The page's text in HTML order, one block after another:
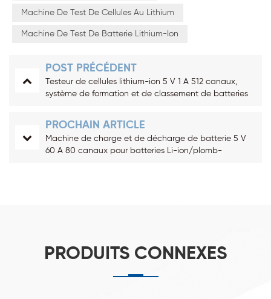
Machine De Test De Cellules Au Lithium
Machine De Test De Batterie Lithium-Ion
POST PRÉCÉDENT
Testeur de cellules lithium-ion 5 V 1 A 512 canaux,
système de formation et de classement de batteries
PROCHAIN ARTICLE
Machine de charge et de décharge de batterie 5 V
60 A 80 canaux pour batteries Li-ion/plomb-
PRODUITS CONNEXES